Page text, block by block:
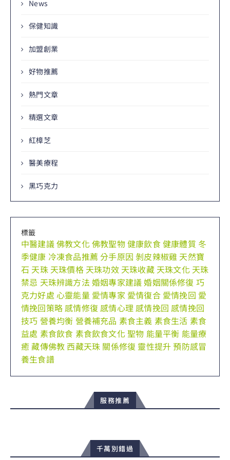
News
保健知識
加盟創業
好物推薦
熱門文章
精選文章
紅樟芝
醫美療程
黑巧克力
標籤
中醫建議佛教文化佛教聖物健康飲食健康體質 冬
季健康 冷凍食品推薦 分手原因 剝皮辣椒雞 天然寶
石 天珠 天珠價格 天珠功效 天珠收藏 天珠文化 天珠
禁忌 天珠辨識方法 婚姻專家建議婚姻關係修復 巧
克力好處 心靈能量 愛情專家 愛情復合 愛情挽回 愛
情挽回策略 感情修復 感情心理 感情挽回 感情挽回
技巧 營養均衡 營養補充品 素食主義 素食生活 素食
益處 素食飲食 素食飲食文化聖物 能量平衡 能量療
癒藏傳佛教 西藏天珠 關係修復 靈性提升預防感冒
養生食譜
服務推薦
千萬別錯過